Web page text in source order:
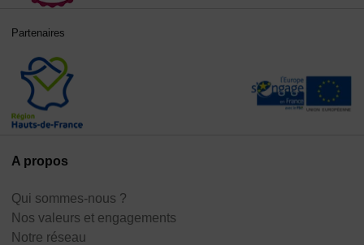
A propos
Qui sommes-nous ?
Nos valeurs et engagements
Notre réseau
Partenaires